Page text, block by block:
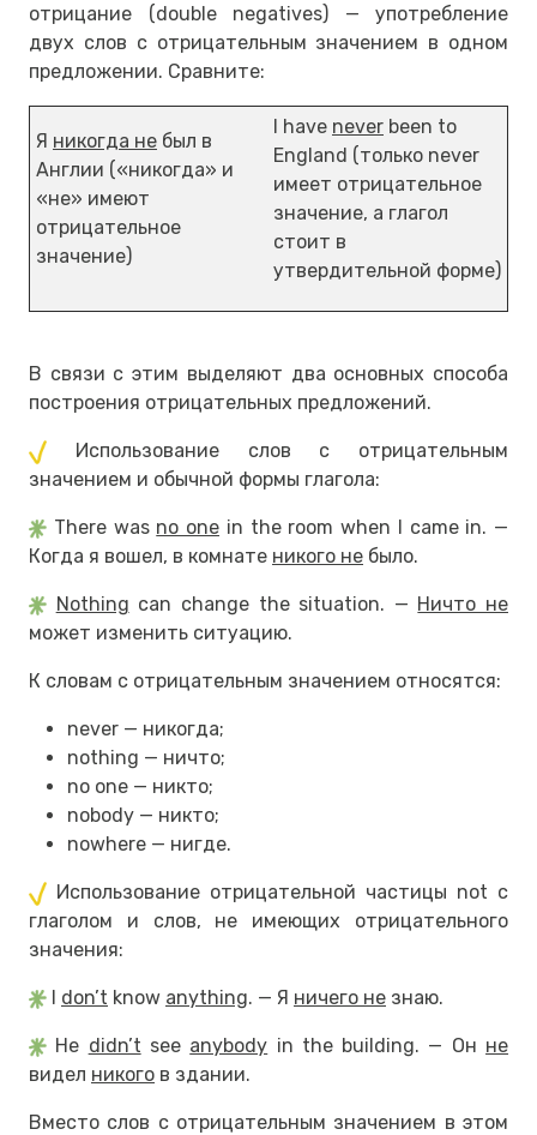
отрицание (double negatives) — употребление
двух слов с отрицательным значением в одном
предложении. Сравните:
Я никогда не был в
Англии («никогда» и
«не» имеют
отрицательное
значение)
I have never been to
England (только never
имеет отрицательное
значение, а глагол
стоит в
утвердительной форме)
В связи с этим выделяют два основных способа
построения отрицательных предложений.
Использование слов с отрицательным
значением и обычной формы глагола:
There was no one in the room when I came in. —
Когда я вошел, в комнате никого не было.
Nothing can change the situation. — Ничто не
может изменить ситуацию.
К словам с отрицательным значением относятся:
never — никогда;
nothing — ничто;
no one — никто;
nobody — никто;
nowhere — нигде.
Использование отрицательной частицы not с
глаголом и слов, не имеющих отрицательного
значения:
I don’t know anything. — Я ничего не знаю.
He didn’t see anybody in the building. — Он не
видел никого в здании.
Вместо слов с отрицательным значением в этом